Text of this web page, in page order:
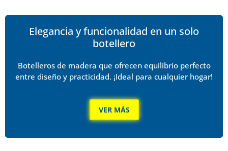
Elegancia y funcionalidad en un solo
botellero
Botelleros de madera que ofrecen equilibrio perfecto
entre diseño y practicidad. ¡Ideal para cualquier hogar!
VER MÁS